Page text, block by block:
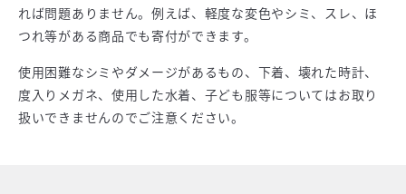
れば問題ありません。例えば、軽度な変色やシミ、スレ、ほ
つれ等がある商品でも寄付ができます。
使用困難なシミやダメージがあるもの、下着、壊れた時計、
度入りメガネ、使用した水着、子ども服等についてはお取り
扱いできませんのでご注意ください。